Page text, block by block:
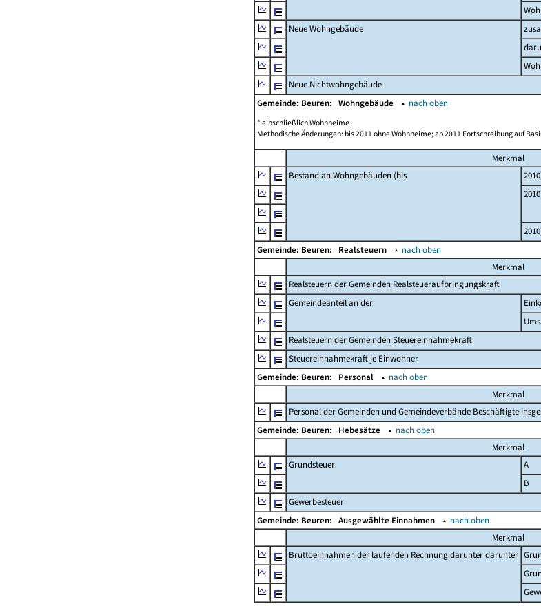
Neue Wohngebäude
Neue Nichtwohngebäude
Gemeinde: Beuren: Wohngebäude ▴ nach oben
* einschließlich Wohnheime
Methodische Änderungen: bis 2011 ohne Wohnheime; ab 2011 Fortschreibung auf
Merkmal
Bestand an Wohngebäuden (bis
Gemeinde: Beuren: Realsteuern ▴ nach oben
Merkmal
Realsteuern der Gemeinden Realsteueraufbringungskraft
Gemeindeanteil an der
Realsteuern der Gemeinden Steuereinnahmekraft
Steuereinnahmekraft je Einwohner
Gemeinde: Beuren: Personal ▴ nach oben
Merkmal
Personal der Gemeinden und Gemeindeverbände Beschäftigte
Gemeinde: Beuren: Hebesätze ▴ nach oben
Merkmal
Grundsteuer
A
B
Gewerbesteuer
Gemeinde: Beuren: Ausgewählte Einnahmen ▴ nach oben
Merkmal
Bruttoeinnahmen der laufenden Rechnung darunter darunter